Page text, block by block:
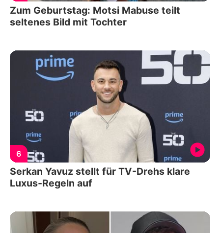
Zum Geburtstag: Motsi Mabuse teilt
seltenes Bild mit Tochter
6
Serkan Yavuz stellt für TV-Drehs klare
Luxus-Regeln auf